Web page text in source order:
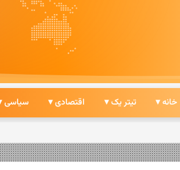
خانه ▾ تیتر یک ▾ اقتصادی ▾ سیاسی